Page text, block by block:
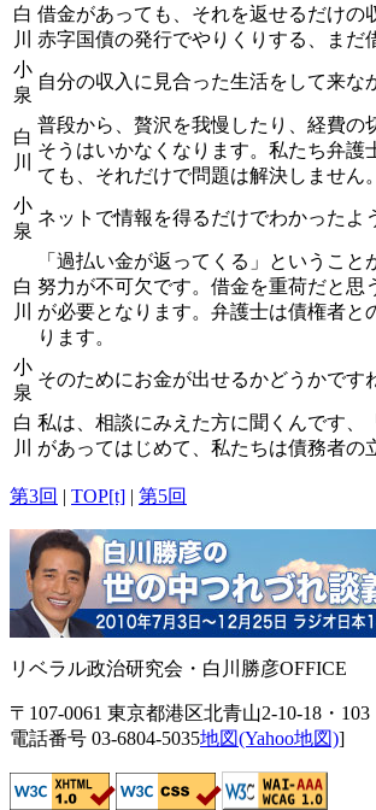
白
川
借金があっても、それを返せるだけの
赤字国債の発行でやりくりする、まだ
小
泉
自分の収入に見合った生活をして来な
白
川
普段から、贅沢を我慢したり、経費の
そうはいかなくなります。私たち弁
ても、それだけで問題は解決しません。
小
泉
ネットで情報を得るだけでわかったよ
白
川
「過払い金が返ってくる」というこ
努力が不可欠です。借金を重荷だと思
が必要となります。弁護士は債権者
ります。
小
泉
そのためにお金が出せるかどうかです
白
川
私は、相談にみえた方に聞くんです
があってはじめて、私たちは債務者の
第3回 | TOP[t] | 第5回
リベラル政治研究会・白川勝彦OFFICE
〒107-0061 東京都港区北青山2-10-18・103
電話番号 03-6804-5035地図(Yahoo地図)]